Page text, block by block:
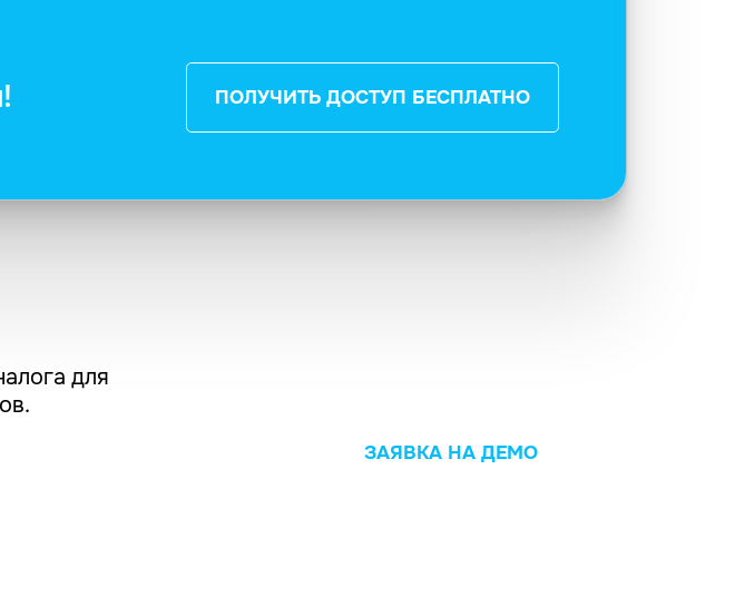
ПОЛУЧИТЬ ДОСТУП БЕСПЛАТНО
для
ЗАЯВКА НА ДЕМО